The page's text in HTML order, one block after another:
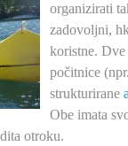
organizirati
zadovoljni,
koristne. Dve
počitnice
strukturirane
Obe imata
otroku.